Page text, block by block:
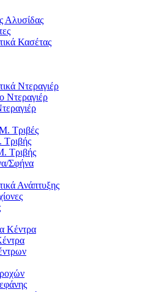
Αλυσίδας
Κασέτας
Ντεραγιέρ
Ντεραγιέρ
Τριβές
Τριβής
Σφήνα
Ανάπτυξης
Κέντρα